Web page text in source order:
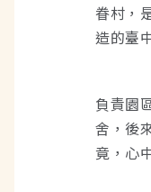
眷村，
造的臺
負責園
舍，後
竟，心